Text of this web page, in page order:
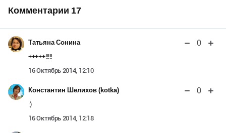
Комментарии 17
Татьяна Сонина 0
+++++!!!!!
16 Октябрь 2014, 12:10
Константин Шелихов (kotka) 0
:)
16 Октябрь 2014, 12:18